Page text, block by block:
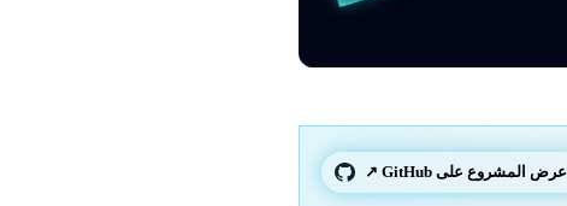
عرض المشروع على GitHub ↗